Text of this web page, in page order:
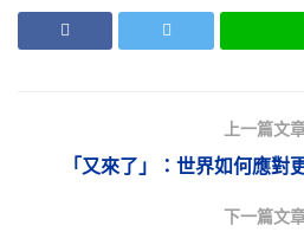
上一篇文
「又來了」：世界如何應對
下一篇文